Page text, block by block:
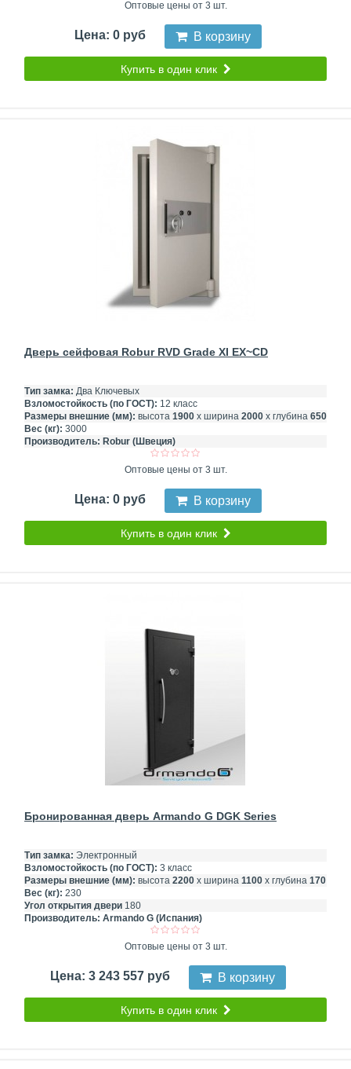
Оптовые цены от 3 шт.
Цена: 0 руб В корзину
Купить в один клик
Дверь сейфовая Robur RVD Grade XI EX~CD
Тип замка: Два Ключевых
Взломостойкость (по ГОСТ): 12 класс
Размеры внешние (мм): высота 1900 х ширина 2000 х глубина 650
Вес (кг): 3000
Производитель: Robur (Швеция)
Оптовые цены от 3 шт.
Цена: 0 руб В корзину
Купить в один клик
Бронированная дверь Armando G DGK Series
Тип замка: Электронный
Взломостойкость (по ГОСТ): 3 класс
Размеры внешние (мм): высота 2200 х ширина 1100 х глубина 170
Вес (кг): 230
Угол открытия двери 180
Производитель: Armando G (Испания)
Оптовые цены от 3 шт.
Цена: 3 243 557 руб В корзину
Купить в один клик